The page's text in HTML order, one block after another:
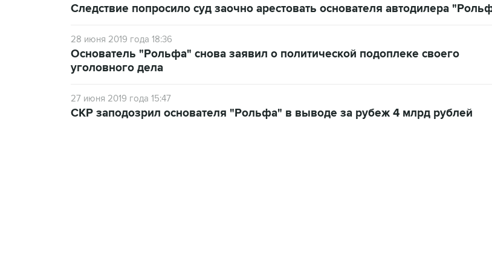
Следствие попросило суд заочно арестовать основателя автодилера
28 июня 2019 года 18:36
Основатель "Рольфа" снова заявил о политической подоплеке своего
уголовного дела
27 июня 2019 года 15:47
СКР заподозрил основателя "Рольфа" в выводе за рубеж 4 млрд рублей